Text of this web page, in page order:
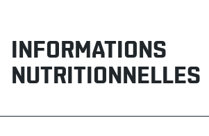
INFORMATIONS
NUTRITIONNELLES